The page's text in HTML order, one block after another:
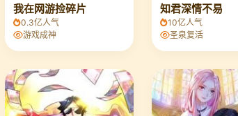
我在网游捡碎片
0.3亿人气
游戏成神
知君深情不易
10亿人气
圣泉复活